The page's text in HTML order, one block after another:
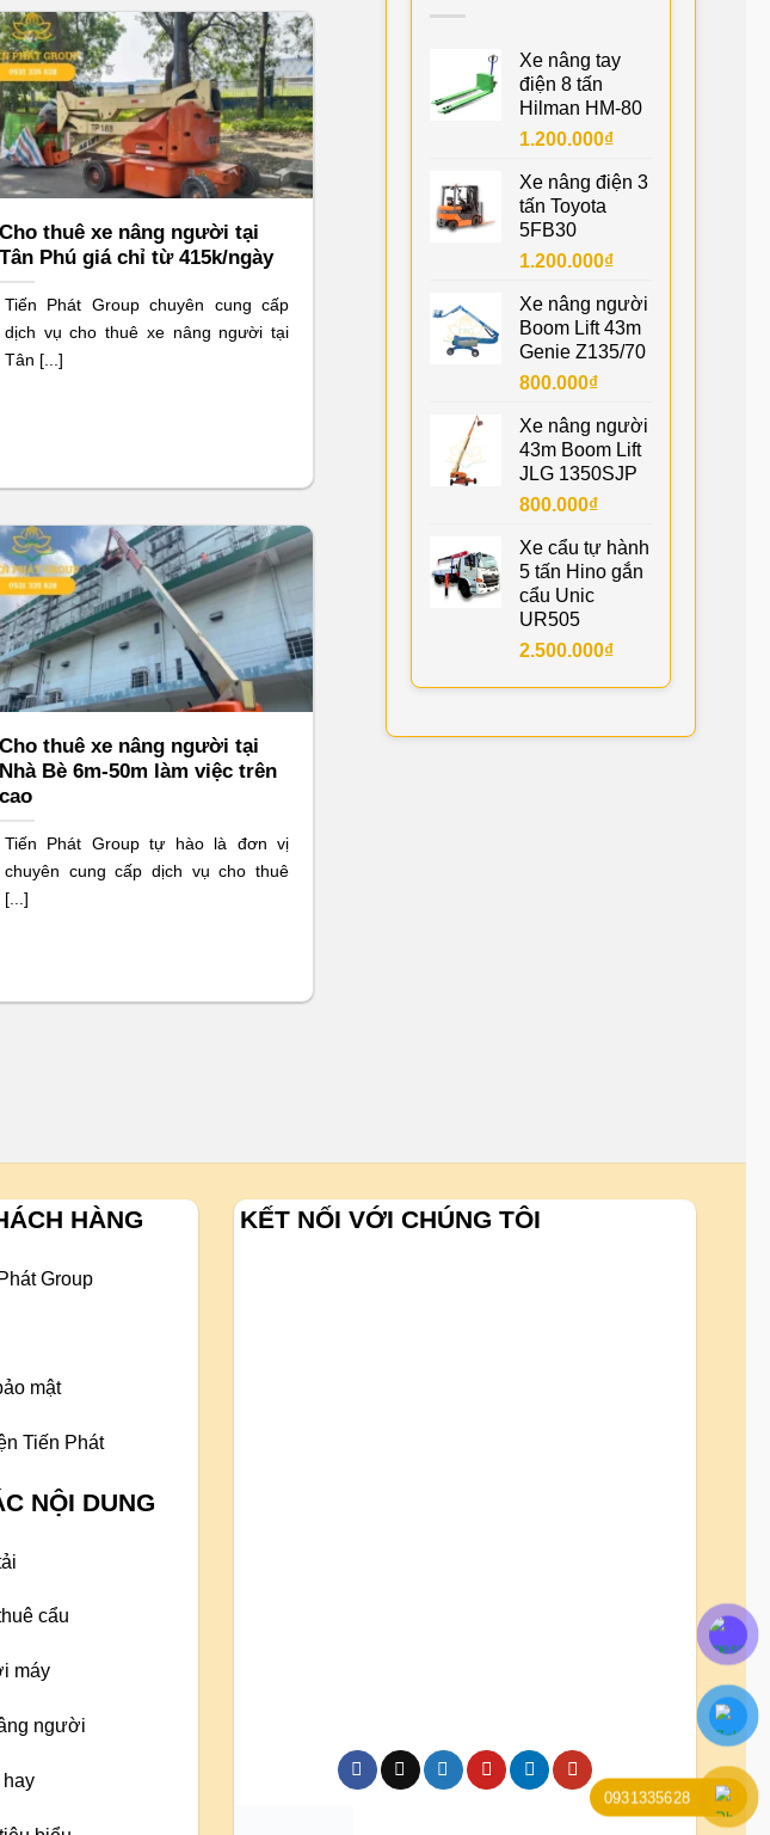
Cho thuê xe nâng người tại
Tân Phú giá chỉ từ 415k/ngày
Tiến Phát Group chuyên cung cấp
dịch vụ cho thuê xe nâng người tại
Tân [...]
Cho thuê xe nâng người tại
Nhà Bè 6m-50m làm việc trên
cao
Tiến Phát Group tự hào là đơn vị
chuyên cung cấp dịch vụ cho thuê
[...]
Xe nâng tay
điện 8 tấn
Hilman HM-80
1.200.000₫
Xe nâng điện 3
tấn Toyota
5FB30
1.200.000₫
Xe nâng người
Boom Lift 43m
Genie Z135/70
800.000₫
Xe nâng người
43m Boom Lift
JLG 1350SJP
800.000₫
Xe cẩu tự hành
5 tấn Hino gắn
cẩu Unic
UR505
2.500.000₫
HÀNG
Group
mật
Tiến Phát
NỘI DUNG
cẩu
máy
người
hay
KẾT NỐI VỚI CHÚNG TÔI
0931335628